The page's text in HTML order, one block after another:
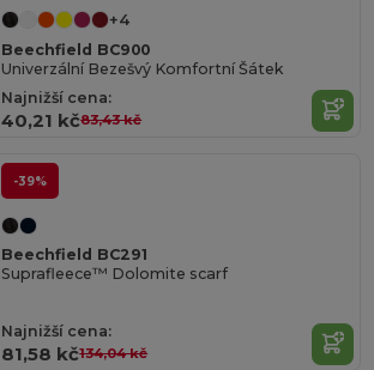
+4
Beechfield BC900
Univerzální Bezešvý Komfortní Šátek
Najnižší cena:
40,21 kč83,43 kč
-39%
Beechfield BC291
Suprafleece™ Dolomite scarf
Najnižší cena:
81,58 kč134,04 kč